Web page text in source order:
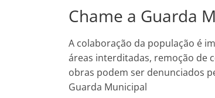
Chame a Guarda
A colaboração da população é
áreas interditadas, remoção de
obras podem ser denunciados
Guarda Municipal